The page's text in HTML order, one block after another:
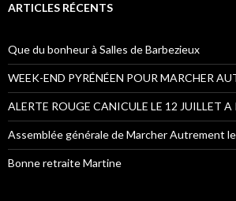
ARTICLES RÉCENTS
Que du bonheur à Salles de Barbezieux
WEEK-END PYRÉNÉEN POUR MARCHER
ALERTE ROUGE CANICULE LE 12 JUILLET A
Assemblée générale de Marcher Autrement
Bonne retraite Martine